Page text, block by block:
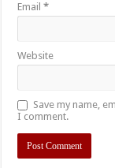
Email*
Website
Save my name,
I comment.